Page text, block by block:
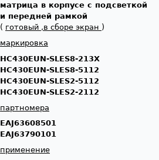
матрица в корпусе с подсветкой
и передней рамкой
( готовый ,в сборе экран )
маркировка
HC430EUN-SLES8-213X
HC430EUN-SLES8-5112
HC430EUN-SLES2-5112
HC430EUN-SLES2-2112
партномера
EAJ63608501
EAJ63790101
применение